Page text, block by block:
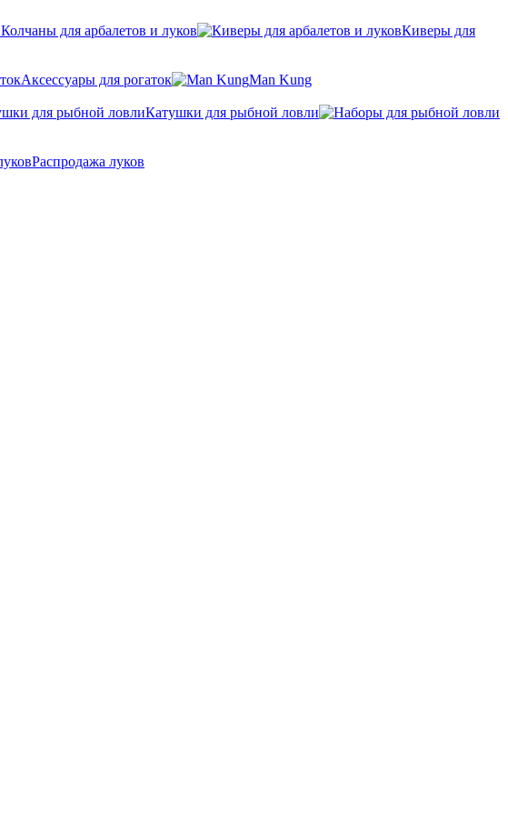
Колчаны для арбалетов и луков
Киверы для
Аксессуары для рогаток
Man Kung
Катушки для рыбной ловли
Распродажа луков